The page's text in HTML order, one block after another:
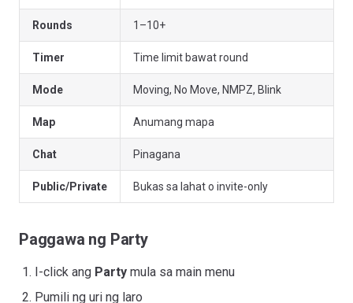
Rounds 1–10+
Timer Time limit bawat round
Mode Moving, No Move, NMPZ, Blink
Map Anumang mapa
Chat Pinagana
Public/Private Bukas sa lahat o invite-only
Paggawa ng Party
I-click ang Party mula sa main menu
Pumili ng uri ng laro